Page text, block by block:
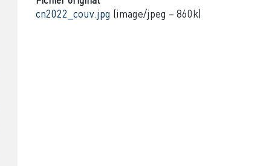
cn2022_couv.jpg (image/jpeg – 860k)